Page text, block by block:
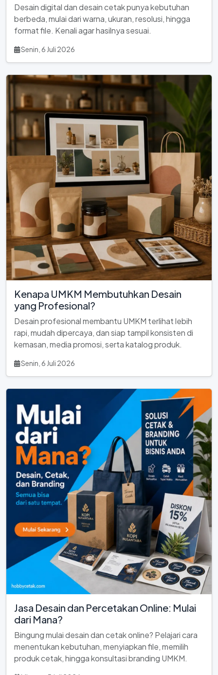
Desain digital dan desain cetak punya kebutuhan
berbeda, mulai dari warna, ukuran, resolusi, hingga
format file. Kenali agar hasilnya sesuai.
Senin, 6 Juli 2026
Kenapa UMKM Membutuhkan Desain
yang Profesional?
Desain profesional membantu UMKM terlihat lebih
rapi, mudah dipercaya, dan siap tampil konsisten di
kemasan, media promosi, serta katalog produk.
Senin, 6 Juli 2026
Jasa Desain dan Percetakan Online: Mulai
dari Mana?
Bingung mulai desain dan cetak online? Pelajari cara
menentukan kebutuhan, menyiapkan file, memilih
produk cetak, hingga konsultasi branding UMKM.